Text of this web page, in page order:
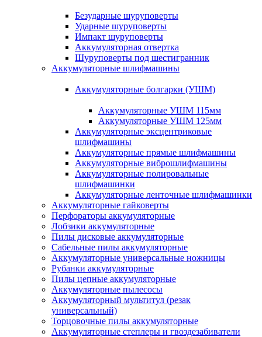
Безударные шуруповерты
Ударные шуруповерты
Импакт шуруповерты
Аккумуляторная отвертка
Шуруповерты под шестигранник
Аккумуляторные шлифмашины
Аккумуляторные болгарки (УШМ)
Аккумуляторные УШМ 115мм
Аккумуляторные УШМ 125мм
Аккумуляторные эксцентриковые
шлифмашины
Аккумуляторные прямые шлифмашины
Аккумуляторные виброшлифмашины
Аккумуляторные полировальные
шлифмашинки
Аккумуляторные ленточные шлифмашинки
Аккумуляторные гайковерты
Перфораторы аккумуляторные
Лобзики аккумуляторные
Пилы дисковые аккумуляторные
Сабельные пилы аккумуляторные
Аккумуляторные универсальные ножницы
Рубанки аккумуляторные
Пилы цепные аккумуляторные
Аккумуляторные пылесосы
Аккумуляторный мультитул (резак
универсальный)
Торцовочные пилы аккумуляторные
Аккумуляторные степлеры и гвоздезабиватели